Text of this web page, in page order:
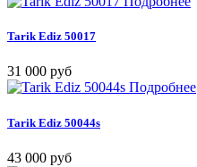
Tarik Ediz 50017
31 000 руб
Подробнее
Tarik Ediz 50044s
43 000 руб